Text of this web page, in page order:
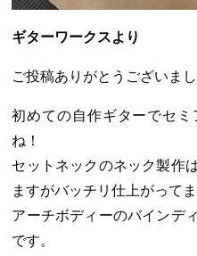
ギターワークスより
ご投稿ありがとうございまし
初めての自作ギターでセ
ね！
セットネックのネック製作
ますがバッチリ仕上がってま
アーチボディーのバインデ
です。